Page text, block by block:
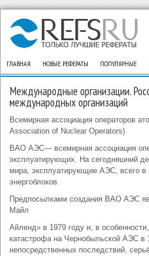
ГЛАВНАЯ НОВЫЕ РЕФЕРАТЫ ПОПУЛЯРНЫЕ
Международные организации.
международных организаций
Всемирная ассоциация операторов
Association of Nuclear Operators)
ВАО АЭС— всемирная ассоциация
эксплуатирующих. На сегодняшний
мира, эксплуатирующие АЭС, всего в
энергоблоков.
Предпосылками создания ВАО АЭС
Майл
Айленд» в 1979 году и, в
катастрофа на Чернобыльской АЭС в
непосредственных последствий,